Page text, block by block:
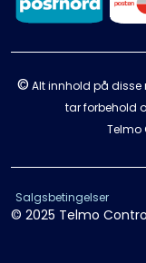
© Alt innhold på disse
tar forbehold
Telmo
Salgsbetingelser
© 2025 Telmo